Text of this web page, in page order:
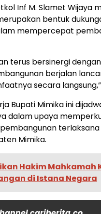
Inf M. Slamet Wijaya
bentuk
mempercepat
terus bersinergi
berjalan
secara
Bupati Mimika ini
dalam upaya
Mimika.
Hakim Mahkamah
di Istana Negara